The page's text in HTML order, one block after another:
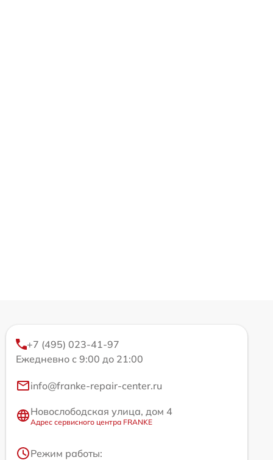
+7 (495) 023-41-97
Ежедневно с 9:00 до 21:00
info@franke-repair-center.ru
Новослободская улица, дом 4
Адрес сервисного центра FRANKE
Режим работы: